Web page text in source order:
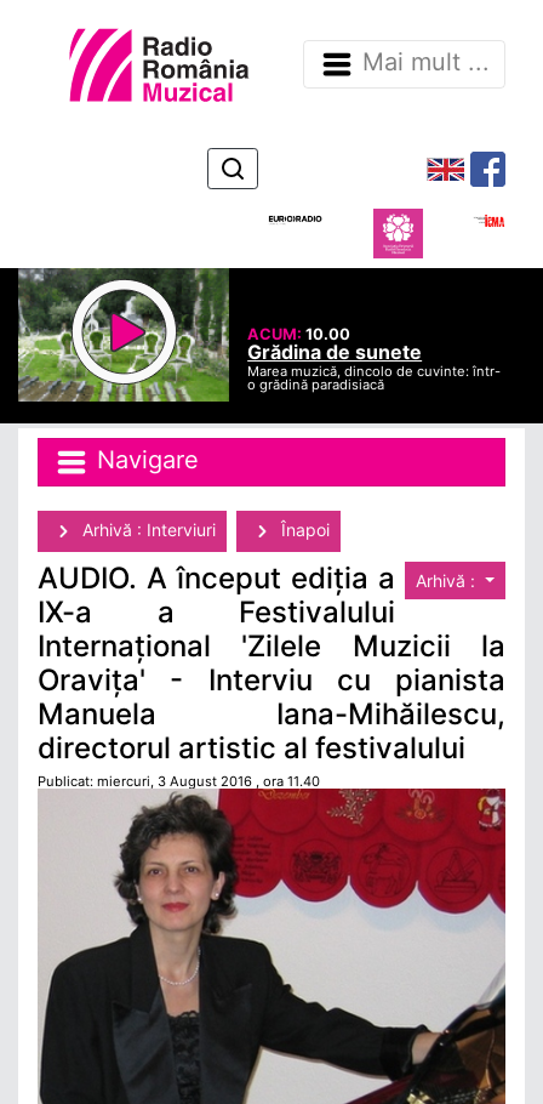
Mai mult ...
ACUM:10.00
Grădina de sunete
Marea muzică, dincolo de cuvinte: într-
o grădină paradisiacă
Navigare
Arhivă : Interviuri Înapoi
Arhivă :
AUDIO. A început ediția a
IX-a a Festivalului
Internațional 'Zilele Muzicii la
Oravița' - Interviu cu pianista
Manuela Iana-Mihăilescu,
directorul artistic al festivalului
Publicat: miercuri, 3 August 2016 , ora 11.40